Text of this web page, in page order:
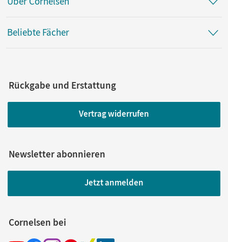
Hohwiller, Peter; John, Maren
Beliebte Fächer
Rückgabe und Erstattung
Vertrag widerrufen
Newsletter abonnieren
Jetzt anmelden
Cornelsen bei